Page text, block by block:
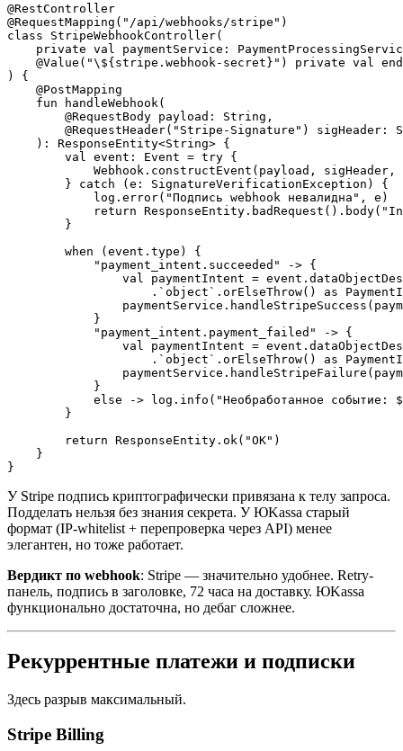
@RestController
@RequestMapping("/api/webhooks/stripe")
class StripeWebhookController(
private val paymentService:
@Value("\${stripe.webhook-secret}") private val
) {
    @PostMapping
    fun handleWebhook(
        @RequestBody payload: String,
@RequestHeader("Stripe-Signature") sigHeader:
    ): ResponseEntity<String> {
        val event: Event = try {
Webhook.constructEvent(payload, sigHeader,
        } catch (e: SignatureVerificationException) {
            log.error("Подпись webhook невалидна", e)
return
        }
        when (event.type) {
            "payment_intent.succeeded" -> {
val paymentIntent =
.`object`.orElseThrow() as
            }
            "payment_intent.payment_failed" -> {
val paymentIntent =
.`object`.orElseThrow() as
            }
else -> log.info("Необработанное событие:
        }
        return ResponseEntity.ok("OK")
    }
У Stripe подпись криптографически привязана к телу запроса.
Подделать нельзя без знания секрета. У ЮKassa старый
формат (IP-whitelist + перепроверка через API) менее
элегантен, но тоже работает.
Вердикт по webhook: Stripe — значительно удобнее. Retry-
панель, подпись в заголовке, 72 часа на доставку. ЮKassa
функционально достаточна, но дебаг сложнее.
Рекуррентные платежи и подписки
Здесь разрыв максимальный.
Stripe Billing